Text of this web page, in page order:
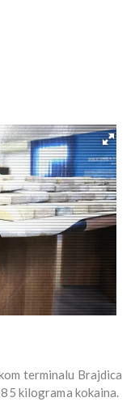
terminalu Brajdica
kilograma kokaina.